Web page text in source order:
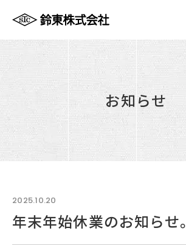
お知らせ
2025.10.20
年末年始休業のお知らせ。